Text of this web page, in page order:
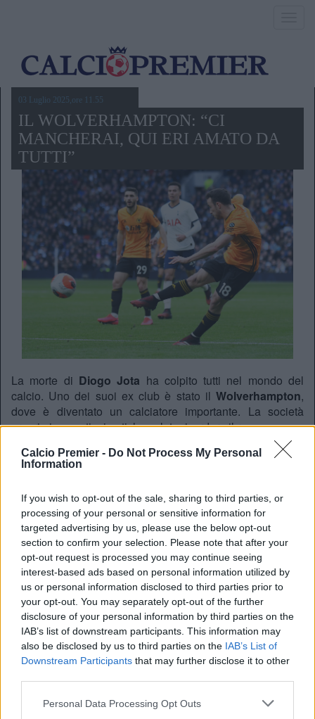
Calcio Premier - Do Not Process My Personal
Information
If you wish to opt-out of the sale, sharing to third parties, or
processing of your personal or sensitive information for
targeted advertising by us, please use the below opt-out
section to confirm your selection. Please note that after your
opt-out request is processed you may continue seeing
interest-based ads based on personal information utilized by
us or personal information disclosed to third parties prior to
your opt-out. You may separately opt-out of the further
disclosure of your personal information by third parties on the
IAB’s list of downstream participants. This information may
also be disclosed by us to third parties on the IAB’s List of
Downstream Participants that may further disclose it to other
Personal Data Processing Opt Outs
03 Luglio 2025,ore 11.55
IL WOLVERHAMPTON: “CI
MANCHERAI, QUI ERI AMATO DA
TUTTI”
La morte di Diogo Jota ha colpito tutti nel mondo del
calcio. Uno dei suoi ex club è stato il Wolverhampton,
dove è diventato un calciatore importante. La società
proprio in questi mimuti, ha voluto ricordare il ragazzo:
“Siamo addolorati.
Diogo era adorato dai nostri tifosi
lavorato con lui durante la sua permanenza ai Wolves. I
ricordi che ha creato non saranno mai dimenticati.
I nostri cuori sono con la famiglia, gli amici e i cari di Diogo
e di suo fratello Andre.
Ci mancherai davvero esarai sempre ricordato.”